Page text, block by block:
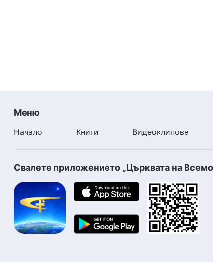
Меню
Начало Книги Видеоклипове
Свалете приложението „Църквата на